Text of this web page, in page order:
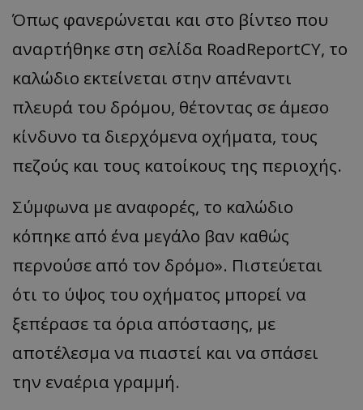
Όπως φανερώνεται και στο βίντεο που
αναρτήθηκε στη σελίδα RoadReportCY, το
καλώδιο εκτείνεται στην απέναντι
πλευρά του δρόμου, θέτοντας σε άμεσο
κίνδυνο τα διερχόμενα οχήματα, τους
πεζούς και τους κατοίκους της περιοχής.
Σύμφωνα με αναφορές, το καλώδιο
κόπηκε από ένα μεγάλο βαν καθώς
περνούσε από τον δρόμο». Πιστεύεται
ότι το ύψος του οχήματος μπορεί να
ξεπέρασε τα όρια απόστασης, με
αποτέλεσμα να πιαστεί και να σπάσει
την εναέρια γραμμή.